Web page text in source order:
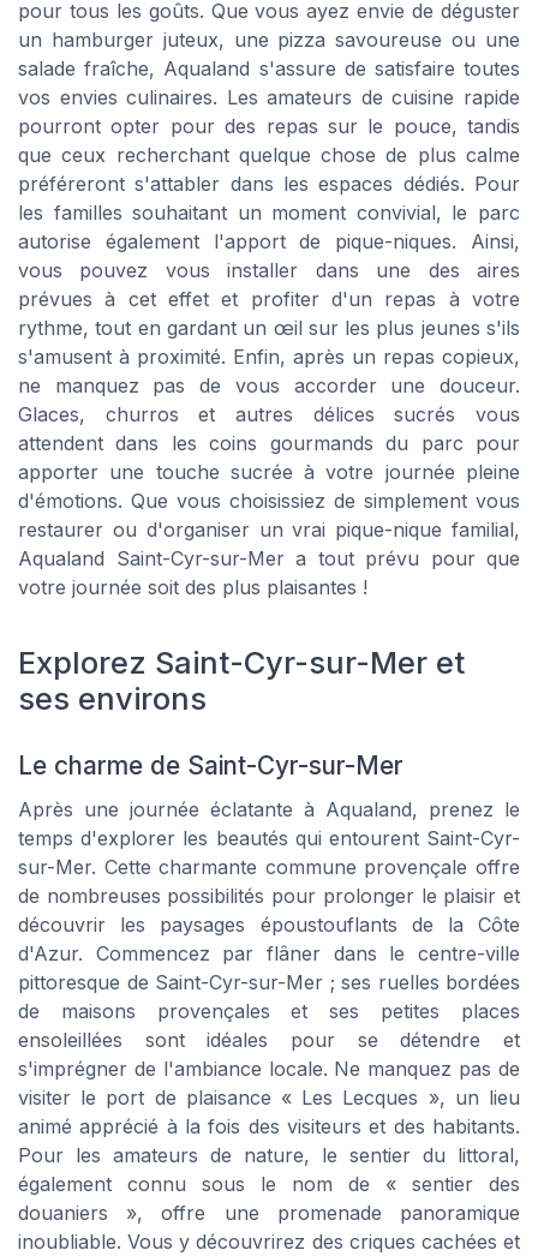
pour tous les goûts. Que vous ayez envie de déguster
un hamburger juteux, une pizza savoureuse ou une
salade fraîche, Aqualand s'assure de satisfaire toutes
vos envies culinaires. Les amateurs de cuisine rapide
pourront opter pour des repas sur le pouce, tandis
que ceux recherchant quelque chose de plus calme
préféreront s'attabler dans les espaces dédiés. Pour
les familles souhaitant un moment convivial, le parc
autorise également l'apport de pique-niques. Ainsi,
vous pouvez vous installer dans une des aires
prévues à cet effet et profiter d'un repas à votre
rythme, tout en gardant un œil sur les plus jeunes s'ils
s'amusent à proximité. Enfin, après un repas copieux,
ne manquez pas de vous accorder une douceur.
Glaces, churros et autres délices sucrés vous
attendent dans les coins gourmands du parc pour
apporter une touche sucrée à votre journée pleine
d'émotions. Que vous choisissiez de simplement vous
restaurer ou d'organiser un vrai pique-nique familial,
Aqualand Saint-Cyr-sur-Mer a tout prévu pour que
votre journée soit des plus plaisantes !
Explorez Saint-Cyr-sur-Mer et
ses environs
Le charme de Saint-Cyr-sur-Mer
Après une journée éclatante à Aqualand, prenez le
temps d'explorer les beautés qui entourent Saint-Cyr-
sur-Mer. Cette charmante commune provençale offre
de nombreuses possibilités pour prolonger le plaisir et
découvrir les paysages époustouflants de la Côte
d'Azur. Commencez par flâner dans le centre-ville
pittoresque de Saint-Cyr-sur-Mer ; ses ruelles bordées
de maisons provençales et ses petites places
ensoleillées sont idéales pour se détendre et
s'imprégner de l'ambiance locale. Ne manquez pas de
visiter le port de plaisance « Les Lecques », un lieu
animé apprécié à la fois des visiteurs et des habitants.
Pour les amateurs de nature, le sentier du littoral,
également connu sous le nom de « sentier des
douaniers », offre une promenade panoramique
inoubliable. Vous y découvrirez des criques cachées et